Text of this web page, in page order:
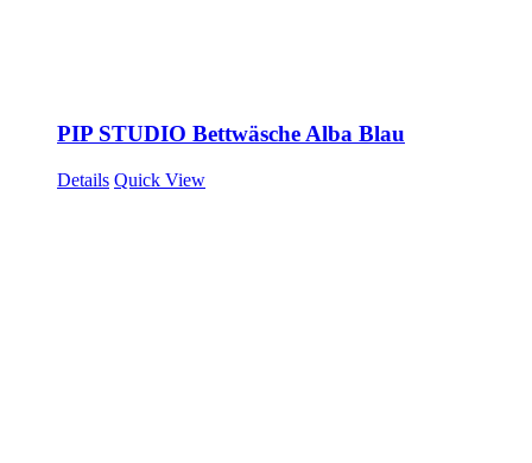
PIP STUDIO Bettwäsche Alba Blau
Details Quick View